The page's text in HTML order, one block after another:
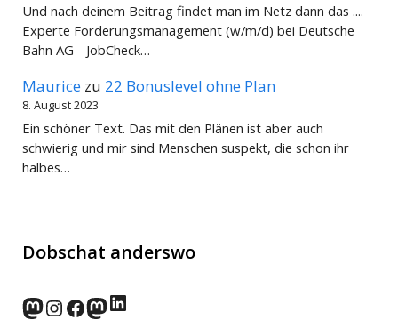
Und nach deinem Beitrag findet man im Netz dann das ....
Experte Forderungsmanagement (w/m/d) bei Deutsche
Bahn AG - JobCheck…
Maurice zu 22 Bonuslevel ohne Plan
8. August 2023
Ein schöner Text. Das mit den Plänen ist aber auch
schwierig und mir sind Menschen suspekt, die schon ihr
halbes…
Dobschat anderswo
norden.social
Instagram
Facebook
wp-punks.social
LinkedIn